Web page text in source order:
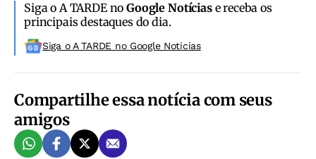
Siga o A TARDE noGoogle Notíciase receba os
principais destaques do dia.
Siga o A TARDE no Google Noticias
Compartilhe essa notícia com seus
amigos